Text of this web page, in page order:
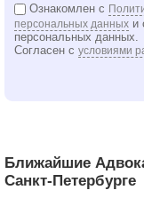
Ознакомлен с
персональных данных и
персональных данных.
Согласен с условиями
Ближайшие
Санкт-Петербурге